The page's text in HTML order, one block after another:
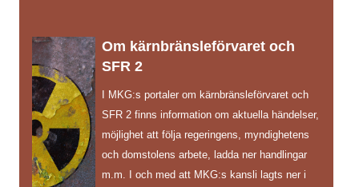
Om kärnbränsleförvaret och
SFR 2
I MKG:s portaler om kärnbränsleförvaret och
SFR 2 finns information om aktuella händelser,
möjlighet att följa regeringens, myndighetens
och domstolens arbete, ladda ner handlingar
m.m. I och med att MKG:s kansli lagts ner i